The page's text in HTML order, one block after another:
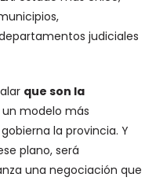
judiciales
que son la
modelo más
la provincia. Y
plano, será
una negociación que